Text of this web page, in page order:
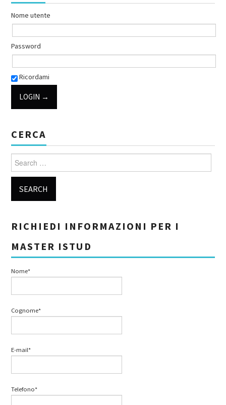
Nome utente
Password
Ricordami
CERCA
Search for:
RICHIEDI INFORMAZIONI PER I
MASTER ISTUD
Nome*
Cognome*
E-mail*
Telefono*